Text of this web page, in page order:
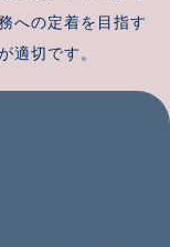
への定着を目指す
適切です。